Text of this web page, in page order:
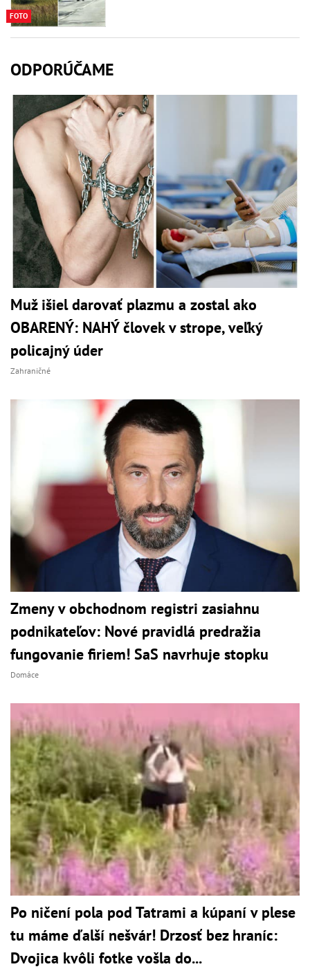
FOTO
ODPORÚČAME
Muž išiel darovať plazmu a zostal ako
OBARENÝ: NAHÝ človek v strope, veľký
policajný úder
Zahraničné
Zmeny v obchodnom registri zasiahnu
podnikateľov: Nové pravidlá predražia
fungovanie firiem! SaS navrhuje stopku
Domáce
Po ničení pola pod Tatrami a kúpaní v plese
tu máme ďalší nešvár! Drzosť bez hraníc:
Dvojica kvôli fotke vošla do...